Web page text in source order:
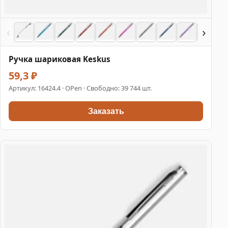
‹ ›
Ручка шариковая Keskus
59,3 ₽
Артикул: 16424.4 · OPen · Свободно: 39 744 шт.
Заказать